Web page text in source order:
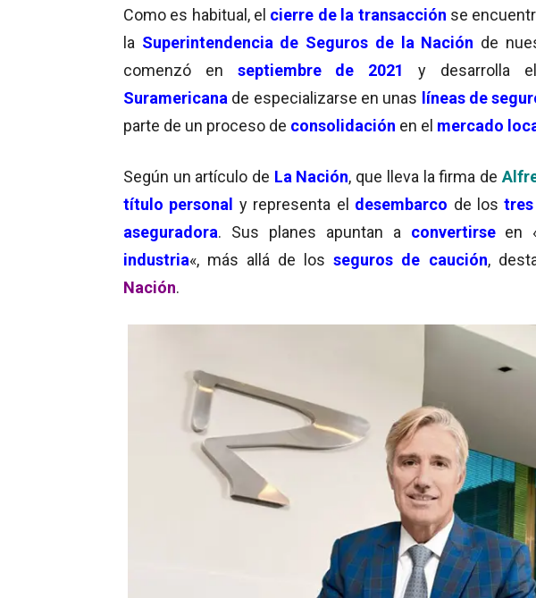
Como es habitual, el cierre de la transacción se
la Superintendencia de Seguros de la Nación de
comenzó en septiembre de 2021 y desarrolla
Suramericana de especializarse en unas líneas de
parte de un proceso de consolidación en el mercado
Según un artículo de La Nación, que lleva la firma de
título personal y representa el desembarco de los
aseguradora. Sus planes apuntan a convertirseen
industria«, más allá de losseguros de caución,
Nación.